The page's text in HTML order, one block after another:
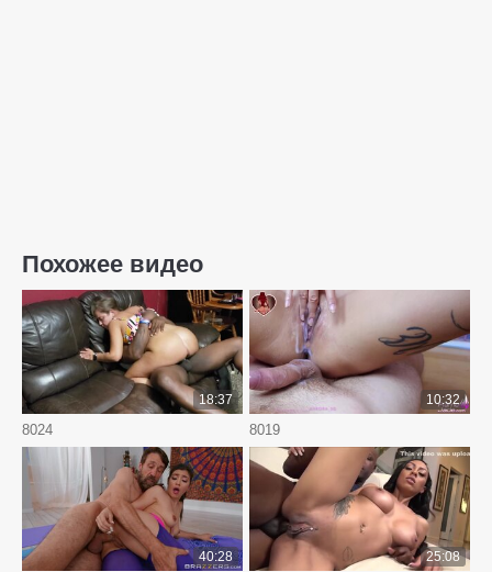
Похожее видео
8024
18:37
8019
10:32
40:28 25:08